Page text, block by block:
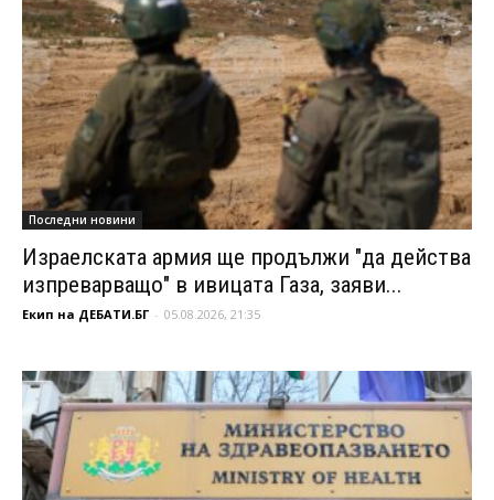
Последни новини
Израелската армия ще продължи "да действа
изпреварващо" в ивицата Газа, заяви...
Екип на ДЕБАТИ.БГ - 05.08.2026, 21:35